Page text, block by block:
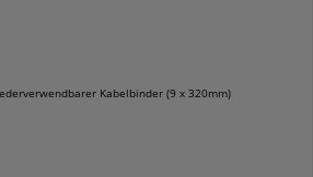
Kabelbinder (9 x 320mm)